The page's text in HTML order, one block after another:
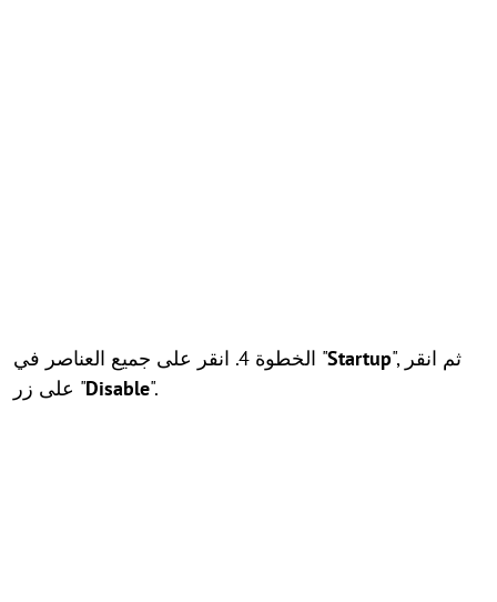
الخطوة 4. انقر على جميع العناصر في "Startup", ثم انقر
على زر "Disable".